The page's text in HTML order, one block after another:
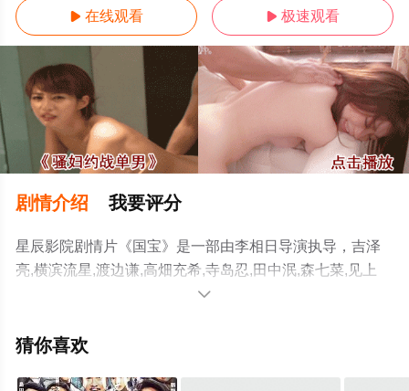
 在线观看  极速观看
剧情介绍 我要评分
星辰影院剧情片《国宝》是一部由李相日导演执导，吉泽
亮,横滨流星,渡边谦,高畑充希,寺岛忍,田中泯,森七菜,见上
爱,永濑正敏,黑川想矢,三浦贵大等演员精彩演绎的日本电
视，更多相关信息可移步至豆瓣电影、电视猫或剧情网等

猜你喜欢